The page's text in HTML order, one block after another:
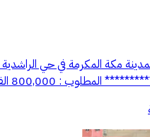
البنوي للإستثمار العقاري ((رقم المعلن يظهر عند التواصل))500298851